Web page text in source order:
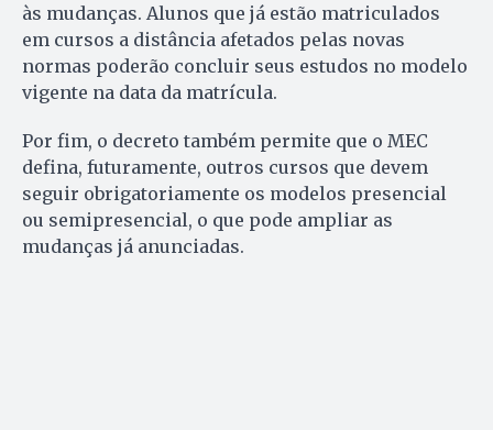
às mudanças. Alunos que já estão matriculados
em cursos a distância afetados pelas novas
normas poderão concluir seus estudos no modelo
vigente na data da matrícula.
Por fim, o decreto também permite que o MEC
defina, futuramente, outros cursos que devem
seguir obrigatoriamente os modelos presencial
ou semipresencial, o que pode ampliar as
mudanças já anunciadas.